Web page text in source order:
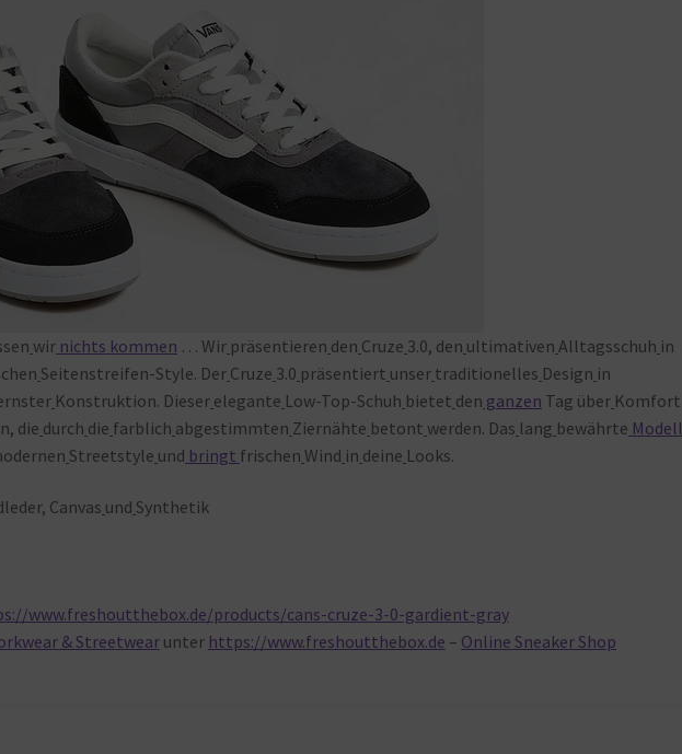
wir nichts kommen … Wir präsentieren den Cruze 3.0, den ultimativen Alltagsschuh in
Seitenstreifen-Style. Der Cruze 3.0 präsentiert unser traditionelles Design in
Konstruktion. Dieser elegante Low-Top-Schuh bietet den ganzen Tag über Komfort
die durch die farblich abgestimmten Ziernähte betont werden. Das lang bewährte Modell
Streetstyle und bringt frischen Wind in deine Looks.
Canvas und Synthetik
www.freshoutthebox.de/products/cans-cruze-3-0-gardient-gray
& Streetwearunter https://www.freshoutthebox.de – Online Sneaker Shop